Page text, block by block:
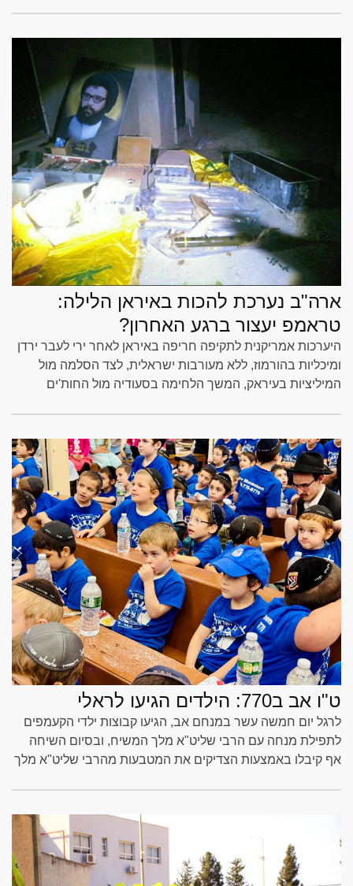
ארה"ב נערכת להכות באיראן הלילה:
טראמפ יעצור ברגע האחרון?
היערכות אמריקנית לתקיפה חריפה באיראן לאחר ירי לעבר ירדן
ומיכליות בהורמוז, ללא מעורבות ישראלית, לצד הסלמה מול
המיליציות בעיראק, המשך הלחימה בסעודיה מול החות'ים
מצרים במצרים לטובת ישראל
ט"ו אב ב770: הילדים הגיעו לראלי
לרגל יום חמשה עשר במנחם אב, הגיעו קבוצות ילדי הקעמפים
לתפילת מנחה עם הרבי שליט"א מלך המשיח, ובסיום השיחה
אף קיבלו באמצעות הצדיקים את המטבעות מהרבי שליט"א מלך